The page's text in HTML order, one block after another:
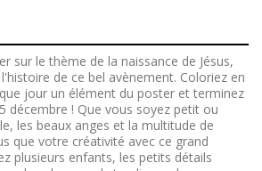
sur le thème de la naissance de Jésus,
de ce bel avènement. Coloriez en
jour un élément du poster et terminez
décembre ! Que vous soyez petit ou
les beaux anges et la multitude de
que votre créativité avec ce grand
plusieurs enfants, les petits détails